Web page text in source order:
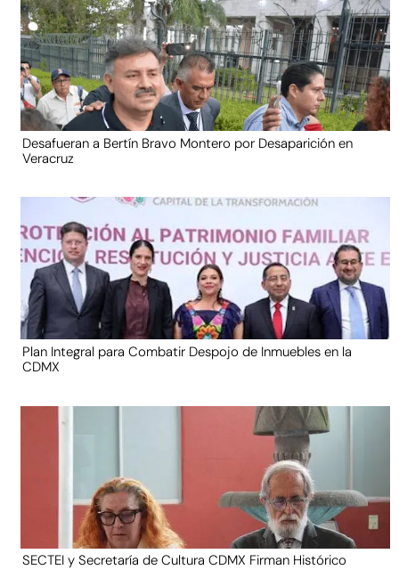
Desafueran a Bertín Bravo Montero por Desaparición en
Veracruz
Plan Integral para Combatir Despojo de Inmuebles en la
CDMX
SECTEI y Secretaría de Cultura CDMX Firman Histórico